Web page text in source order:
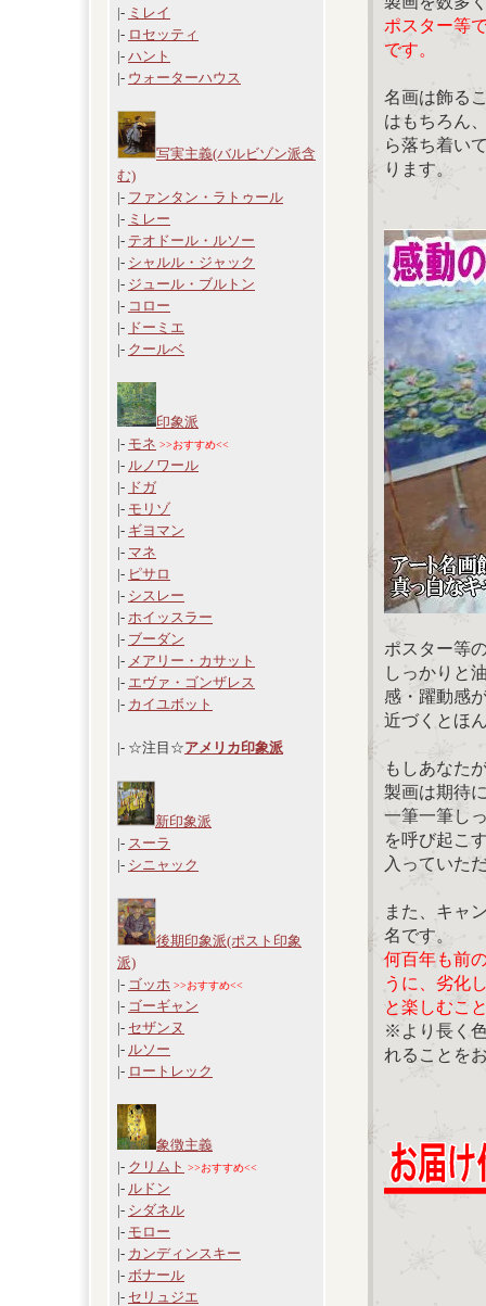
|- ミレイ
|- ロセッティ
|- ハント
|- ウォーターハウス
写実主義(バルビゾン派含
む)
|- ファンタン・ラトゥール
|- ミレー
|- テオドール・ルソー
|- シャルル・ジャック
|- ジュール・ブルトン
|- コロー
|- ドーミエ
|- クールベ
印象派
|- モネ >>おすすめ<<
|- ルノワール
|- ドガ
|- モリゾ
|- ギヨマン
|- マネ
|- ピサロ
|- シスレー
|- ホイッスラー
|- ブーダン
|- メアリー・カサット
|- エヴァ・ゴンザレス
|- カイユボット
|- ☆注目☆アメリカ印象派
新印象派
|- スーラ
|- シニャック
後期印象派(ポスト印象
派)
|- ゴッホ >>おすすめ<<
|- ゴーギャン
|- セザンヌ
|- ルソー
|- ロートレック
象徴主義
|- クリムト >>おすすめ<<
|- ルドン
|- シダネル
|- モロー
|- カンディンスキー
|- ボナール
|- セリュジエ
ポスター等
です。
名画は飾る
はもちろん
ら落ち着い
ります。
ポスター等
しっかりと
感・躍動感
近づくとほ
もしあなた
製画は期待
一筆一筆し
を呼び起こ
入っていた
また、キャ
名です。
何百年も前
うに、劣化
と楽しむこ
※より長く
れることを